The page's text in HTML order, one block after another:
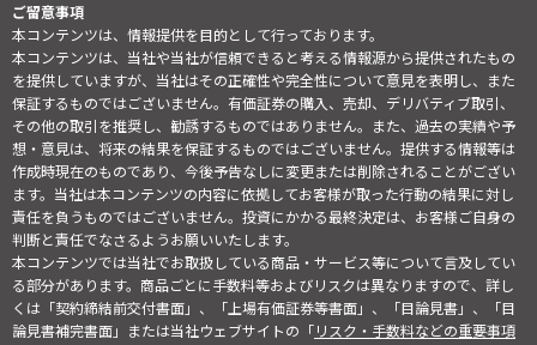
ご留意事項
本コンテンツは、情報提供を目的として行っております。
本コンテンツは、当社や当社が信頼できると考える情報源から提供されたもの
を提供していますが、当社はその正確性や完全性について意見を表明し、また
保証するものではございません。有価証券の購入、売却、デリバティブ取引、
その他の取引を推奨し、勧誘するものではありません。また、過去の実績や予
想・意見は、将来の結果を保証するものではございません。提供する情報等は
作成時現在のものであり、今後予告なしに変更または削除されることがござい
ます。当社は本コンテンツの内容に依拠してお客様が取った行動の結果に対し
責任を負うものではございません。投資にかかる最終決定は、お客様ご自身の
判断と責任でなさるようお願いいたします。
本コンテンツでは当社でお取扱している商品・サービス等について言及してい
る部分があります。商品ごとに手数料等およびリスクは異なりますので、詳し
くは「契約締結前交付書面」、「上場有価証券等書面」、「目論見書」、「目
論見書補完書面」または当社ウェブサイトの「リスク・手数料などの重要事項